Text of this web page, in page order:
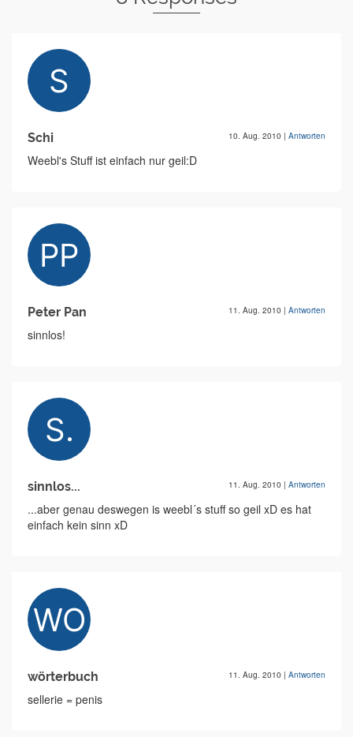
Schi 10. Aug. 2010 | Antworten
Weebl's Stuff ist einfach nur geil:D
Peter Pan 11. Aug. 2010 | Antworten
sinnlos!
sinnlos... 11. Aug. 2010 | Antworten
...aber genau deswegen is weebl´s stuff so geil xD es hat
einfach kein sinn xD
wörterbuch 11. Aug. 2010 | Antworten
sellerie = penis